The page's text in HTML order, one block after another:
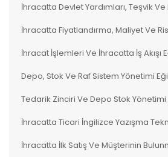
İhracatta Devlet Yardımları, Teşvik
İhracatta Fiyatlandırma, Maliyet Ve
İhracat İşlemleri Ve İhracatta İş Akışı
Depo, Stok Ve Raf Sistem Yönetimi
Tedarik Zinciri Ve Depo Stok Yönetimi
İhracatta Ticari İngilizce Yazışma
İhracatta İlk Satış Ve Müşterinin